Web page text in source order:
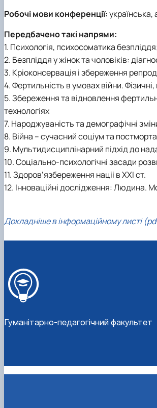
Робочі мови конференції:українська,
Передбачено такі напрями:
1. Психологія, психосоматика
2. Безпліддя у жінок та чоловіків:
3. Кріоконсервація і збереження
4. Фертильність в умовах війни.
5. Збереження та відновлення
технологіях
7. Народжуваність та демографічні
8. Війна – сучасний соціум та
9. Мультидисциплінарний підхід до
10. Соціально-психологічні засади
11. Здоров‘язбереження націі в ХХІ ст.
12. Інноваційні дослідження: Людина.
Докладніше в інформаційному листі
Гуманітарно-педагогічний факультет